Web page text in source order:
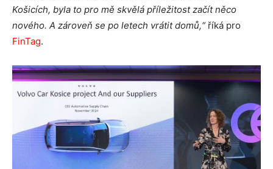
Košicích, byla to pro mě skvělá příležitost začít něco
nového. A zároveň se po letech vrátit domů,“říká pro
FinTag.